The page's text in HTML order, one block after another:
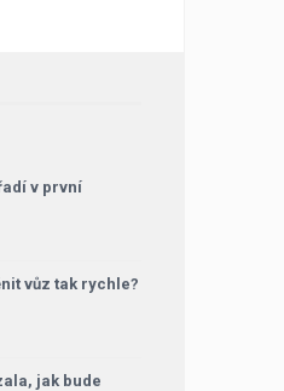
v první
vůz tak rychle?
jak bude